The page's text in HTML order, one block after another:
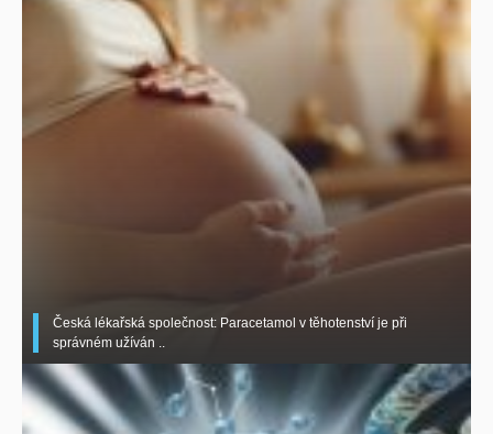
Česká lékařská společnost: Paracetamol v těhotenství je při
správném užíván ..